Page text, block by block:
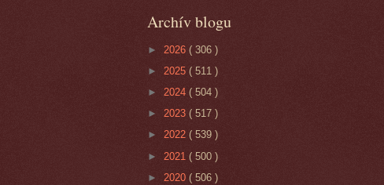
Archív blogu
► 2026 ( 306 )
► 2025 ( 511 )
► 2024 ( 504 )
► 2023 ( 517 )
► 2022 ( 539 )
► 2021 ( 500 )
► 2020 ( 506 )